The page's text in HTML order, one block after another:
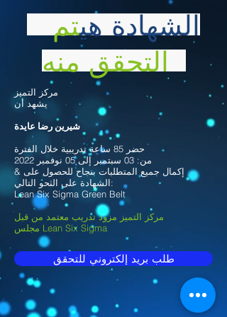
الشهادة هيتم
مركز التميز
يشهد أن
شيرين رضا عايدة
حضر 85 ساعة تدريبية خلال الفترة
من: 03 سبتمبر إلى 05 نوفمبر 2022
& إكمال جميع المتطلبات بنجاح للحصول على
الشهادة على النحو التالي:
Lean Six Sigma Green Belt
مركز التميز مزود تدريب معتمد من قبل
مجلس Lean Six Sigma
طلب بريد إلكتروني للتحقق